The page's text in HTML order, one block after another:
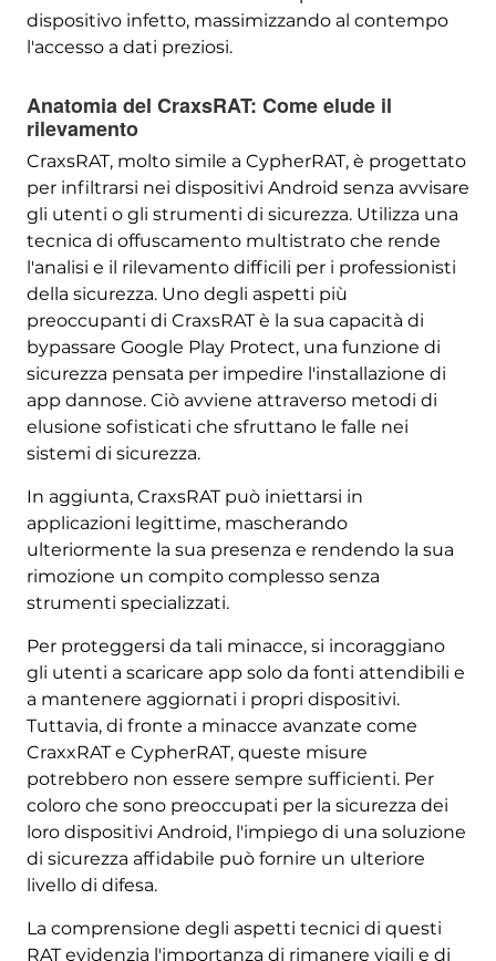
dispositivo infetto, massimizzando al contempo
l'accesso a dati preziosi.
Anatomia del CraxsRAT: Come elude il
rilevamento
CraxsRAT, molto simile a CypherRAT, è progettato
per infiltrarsi nei dispositivi Android senza avvisare
gli utenti o gli strumenti di sicurezza. Utilizza una
tecnica di offuscamento multistrato che rende
l'analisi e il rilevamento difficili per i professionisti
della sicurezza. Uno degli aspetti più
preoccupanti di CraxsRAT è la sua capacità di
bypassare Google Play Protect, una funzione di
sicurezza pensata per impedire l'installazione di
app dannose. Ciò avviene attraverso metodi di
elusione sofisticati che sfruttano le falle nei
sistemi di sicurezza.
In aggiunta, CraxsRAT può iniettarsi in
applicazioni legittime, mascherando
ulteriormente la sua presenza e rendendo la sua
rimozione un compito complesso senza
strumenti specializzati.
Per proteggersi da tali minacce, si incoraggiano
gli utenti a scaricare app solo da fonti attendibili e
a mantenere aggiornati i propri dispositivi.
Tuttavia, di fronte a minacce avanzate come
CraxxRAT e CypherRAT, queste misure
potrebbero non essere sempre sufficienti. Per
coloro che sono preoccupati per la sicurezza dei
loro dispositivi Android, l'impiego di una soluzione
di sicurezza affidabile può fornire un ulteriore
livello di difesa.
La comprensione degli aspetti tecnici di questi
RAT evidenzia l'importanza di rimanere vigili e di